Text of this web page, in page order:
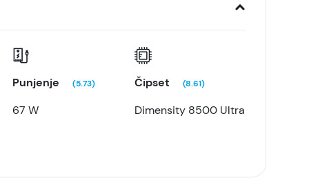
Punjenje (5.73)
67 W
Čipset (8.61)
Dimensity 8500 Ultra